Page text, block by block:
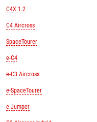
C4X 1.2
C4 Aircross
SpaceTourer
e-C4
e-C3 Aircross
e-SpaceTourer
e-Jumper